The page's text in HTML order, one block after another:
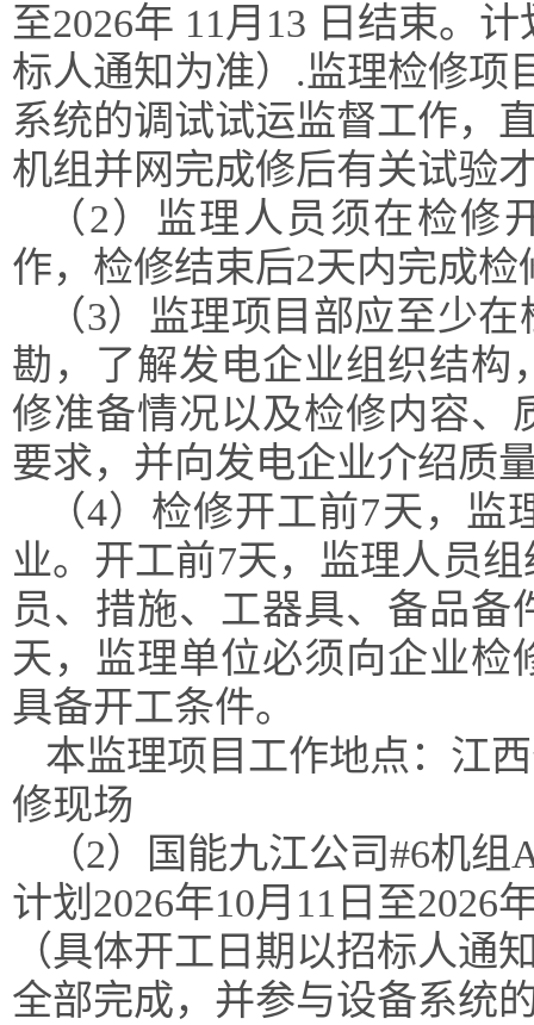
至2026年 11 月 13 日 结束。 计
标人通知为准） .监理检修项
系统的调试试运监督工作，
机组并网完成修后有关试验
（ 2）监理人员须在检修
作，检修结束后2天内完成
（3）监理项目部应至少
勘，了解发电企业组织结构
修准备情况以及检修内容、
要求，并向发电企业介绍质
（4）检修开工前7天，监
业。开工前7天，监理人员
员、措施、工器具、备品
天，监理单位必须向企业检
具备开工条件。
本监理项目工作地点：江
修现场
（2）国能九江公司#6机组
计划 2026年10月11日至2026
（具体开工日期以招标人通
全部完成，并参与设备系统